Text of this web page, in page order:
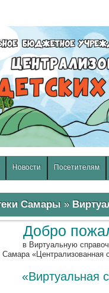
Новости Посетителям
Самары »
Добро
в Виртуальную
«Централизованная
«Виртуальная